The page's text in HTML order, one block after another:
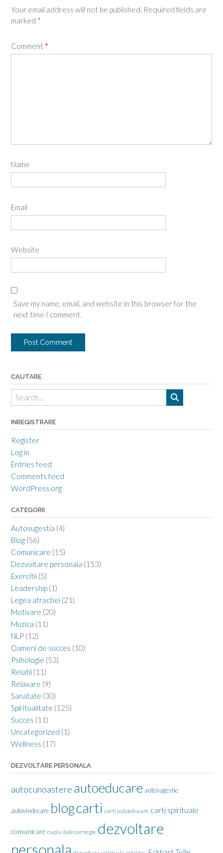
Your email address will not be published. Required fields are
marked *
Comment *
Name
Email
Website
Save my name, email, and website in this browser for the
next time I comment.
CAUTARE
INREGISTRARE
Register
Log in
Entries feed
Comments feed
WordPress.org
CATEGORII
Autosugestia (4)
Blog (56)
Comunicare (15)
Dezvoltare personala (153)
Exercitii (5)
Leadership (1)
Legea atractiei (21)
Motivare (20)
Muzica (11)
NLP (12)
Oameni de succes (10)
Psihologie (53)
Relatii (11)
Relaxare (9)
Sanatate (30)
Spiritualitate (125)
Succes (11)
Uncategorized (1)
Wellness (17)
DEZVOLTARE PERSONALA
autocunoastere autoeducare autosugestie
autovindecare blogcarti carti autoeducare carti spirituale
comunicare cuplu dale carnegie dezvoltare
personala